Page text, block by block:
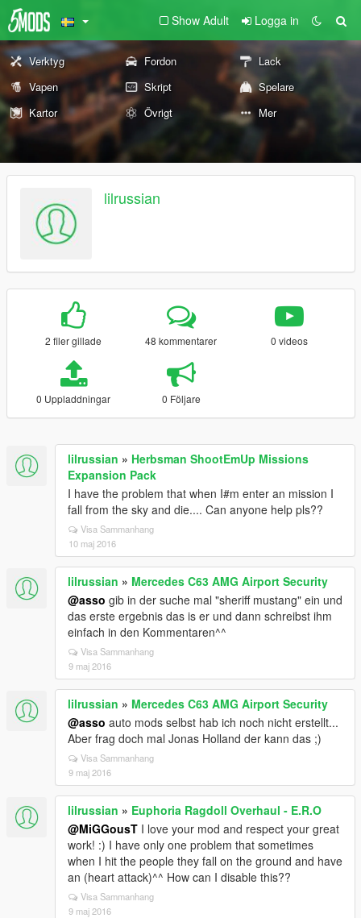
Show Adult Logga in
Verktyg Fordon
Lack
Vapen
Skript
Spelare
Kartor
Övrigt Mer
lilrussian
2 filer gillade 48 kommentarer 0 videos
0 Uppladdningar 0 Följare
lilrussian » Herbsman ShootEmUp Missions
Expansion Pack
I have the problem that when I#m enter an mission I
fall from the sky and die.... Can anyone help pls??
Visa Sammanhang
10 maj 2016
lilrussian » Mercedes C63 AMG Airport Security
@asso gib in der suche mal "sheriff mustang" ein und
das erste ergebnis das is er und dann schreibst ihm
einfach in den Kommentaren^^
Visa Sammanhang
9 maj 2016
lilrussian » Mercedes C63 AMG Airport Security
@asso auto mods selbst hab ich noch nicht erstellt...
Aber frag doch mal Jonas Holland der kann das ;)
Visa Sammanhang
9 maj 2016
lilrussian » Euphoria Ragdoll Overhaul - E.R.O
@MiGGousT I love your mod and respect your great
work! :) I have only one problem that sometimes
when I hit the people they fall on the ground and have
an (heart attack)^^ How can I disable this??
Visa Sammanhang
9 maj 2016